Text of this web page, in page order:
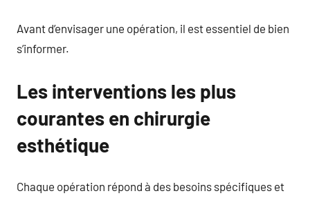
Avant d’envisager une opération, il est essentiel de bien
s’informer.
Les interventions les plus
courantes en chirurgie
esthétique
Chaque opération répond à des besoins spécifiques et